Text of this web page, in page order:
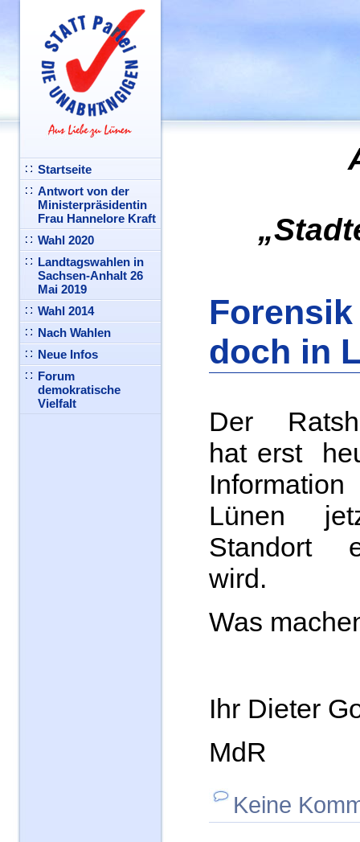
Startseite
Antwort von der
Ministerpräsidentin
Frau Hannelore Kraft
Wahl 2020
Landtagswahlen in
Sachsen-Anhalt 26
Mai 2019
Wahl 2014
Nach Wahlen
Neue Infos
Forum
demokratische
Vielfalt
doch in
Der
hat erst
Lünen
Standort
wird.
Was
Ihr Dieter
MdR
Keine